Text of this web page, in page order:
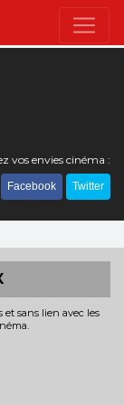
vos envies cinéma :
Facebook Twitter
sans lien avec les